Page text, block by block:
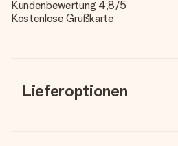
Kundenbewertung 4,8/5
Kostenlose Grußkarte
Lieferoptionen